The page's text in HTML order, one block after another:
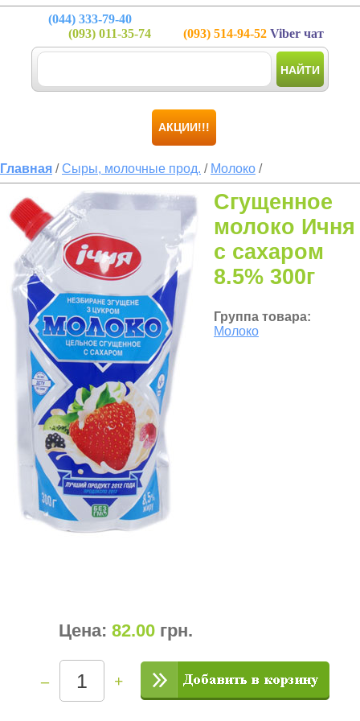
(044) 333-79-40
(093) 011-35-74 (093) 514-94-52 Viber чат
НАЙТИ
АКЦИИ!!!
Главная /Сыры, молочные прод. / Молоко /
Сгущенное
молоко Ичня
с сахаром
8.5% 300г
Группа товара:
Молоко
Цена: 82.00 грн.
– +